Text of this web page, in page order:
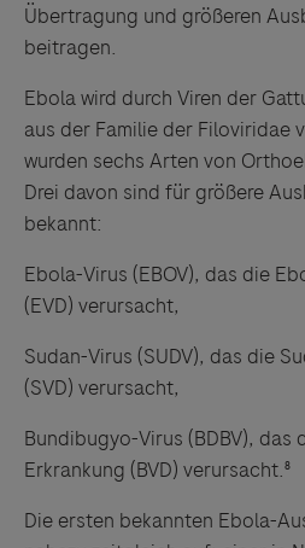
Übertragung und größeren
beitragen.
Ebola wird durch Viren der
aus der Familie der Filoviridae
wurden sechs Arten von
Drei davon sind für größere
bekannt:
Ebola-Virus (EBOV), das die
(EVD) verursacht,
Sudan-Virus (SUDV), das die
(SVD) verursacht,
Bundibugyo-Virus (BDBV), das
Erkrankung (BVD) verursacht.⁸
Die ersten bekannten Ebola-
Links zu Websites Dritter
Servicegedankens angeboten.
lehnt ausdrücklich
Drittinformationen und